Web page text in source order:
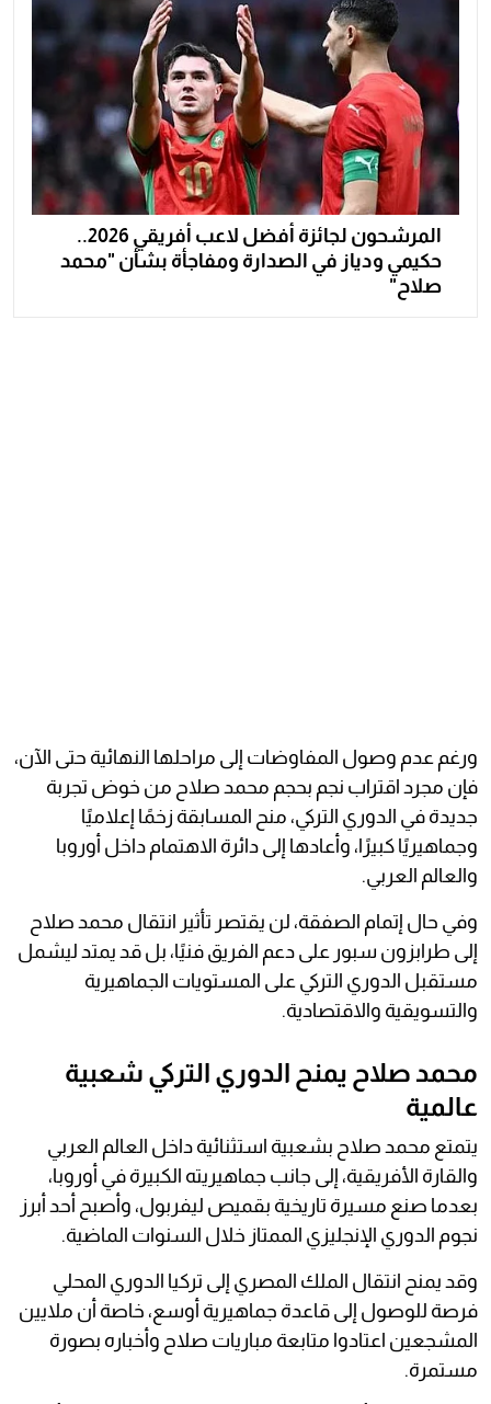
المرشحون لجائزة أفضل لاعب أفريقي 2026..
حكيمي ودياز في الصدارة ومفاجأة بشأن "محمد
صلاح"
ورغم عدم وصول المفاوضات إلى مراحلها النهائية حتى الآن،
فإن مجرد اقتراب نجم بحجم محمد صلاح من خوض تجربة
جديدة في الدوري التركي، منح المسابقة زخمًا إعلاميًا
وجماهيريًا كبيرًا، وأعادها إلى دائرة الاهتمام داخل أوروبا
والعالم العربي.
وفي حال إتمام الصفقة، لن يقتصر تأثير انتقال محمد صلاح
إلى طرابزون سبور على دعم الفريق فنيًا، بل قد يمتد ليشمل
مستقبل الدوري التركي على المستويات الجماهيرية
والتسويقية والاقتصادية.
محمد صلاح يمنح الدوري التركي شعبية
عالمية
يتمتع محمد صلاح بشعبية استثنائية داخل العالم العربي
والقارة الأفريقية، إلى جانب جماهيريته الكبيرة في أوروبا،
بعدما صنع مسيرة تاريخية بقميص ليفربول، وأصبح أحد أبرز
نجوم الدوري الإنجليزي الممتاز خلال السنوات الماضية.
وقد يمنح انتقال الملك المصري إلى تركيا الدوري المحلي
فرصة للوصول إلى قاعدة جماهيرية أوسع، خاصة أن ملايين
المشجعين اعتادوا متابعة مباريات صلاح وأخباره بصورة
مستمرة.